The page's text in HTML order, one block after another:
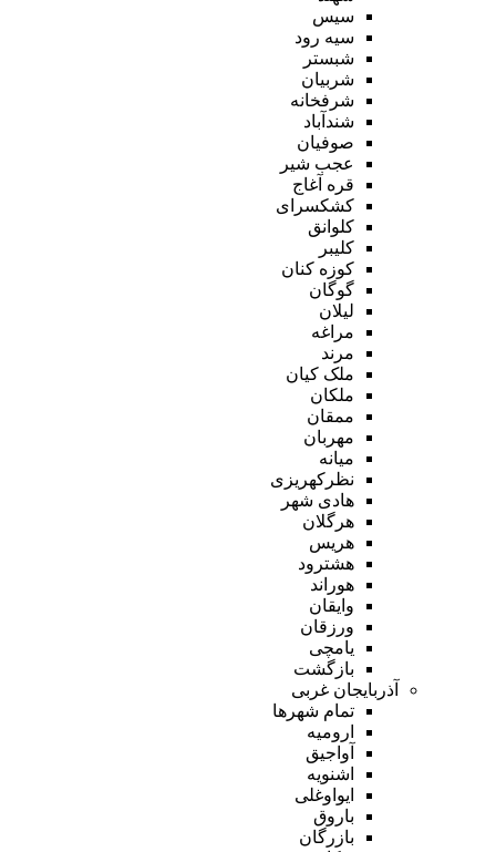
سیس
سیه رود
شبستر
شربیان
شرفخانه
شندآباد
صوفیان
عجب شیر
قره آغاج
کشکسرای
کلوانق
کلیبر
کوزه کنان
گوگان
لیلان
مراغه
مرند
ملک کیان
ملکان
ممقان
مهربان
میانه
نظرکهریزی
هادی شهر
هرگلان
هریس
هشترود
هوراند
وایقان
ورزقان
یامچی
بازگشت
آذربایجان غربی
تمام شهر‌ها
ارومیه
آواجیق
اشنویه
ایواوغلی
باروق
بازرگان